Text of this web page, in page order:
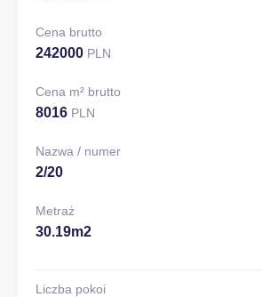
Cena brutto
242000 PLN
Cena m² brutto
8016 PLN
Nazwa / numer
2/20
Metraż
30.19m2
Liczba pokoi